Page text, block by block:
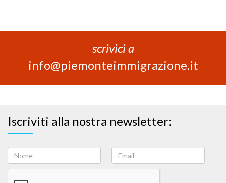
scrivici a
info@piemonteimmigrazione.it
Iscriviti alla nostra newsletter: